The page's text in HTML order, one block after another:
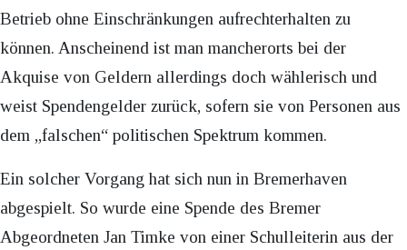
Betrieb ohne Einschränkungen aufrechterhalten zu
können. Anscheinend ist man mancherorts bei der
Akquise von Geldern allerdings doch wählerisch und
weist Spendengelder zurück, sofern sie von Personen aus
dem „falschen“ politischen Spektrum kommen.
Ein solcher Vorgang hat sich nun in Bremerhaven
abgespielt. So wurde eine Spende des Bremer
Abgeordneten Jan Timke von einer Schulleiterin aus der